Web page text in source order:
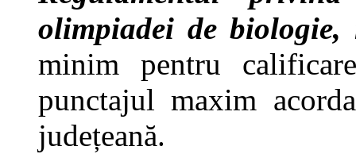
olimpiadei de biologie,
minim pentru
punctajul maxim
județeană.